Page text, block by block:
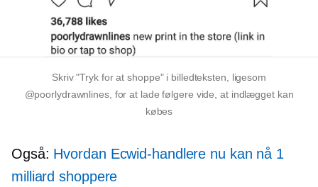
Skriv "Tryk for at shoppe" i billedteksten, ligesom
@poorlydrawnlines, for at lade følgere vide, at indlægget kan
købes
Også: Hvordan Ecwid-handlere nu kan nå 1
milliard shoppere